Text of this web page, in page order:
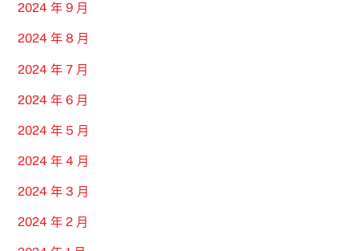
2024 年 9 月
2024 年 8 月
2024 年 7 月
2024 年 6 月
2024 年 5 月
2024 年 4 月
2024 年 3 月
2024 年 2 月